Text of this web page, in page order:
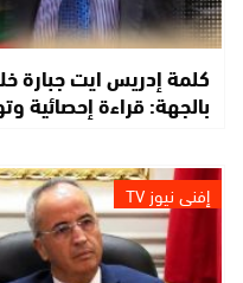
كلمة إدريس ايت جبارة
بالجهة: قراءة إحصائية
إفني نيوز TV